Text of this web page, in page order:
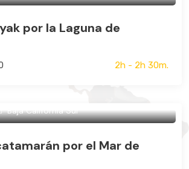
por la Laguna de
2h - 2h 30m.
Baja California Sur
por el Mar de